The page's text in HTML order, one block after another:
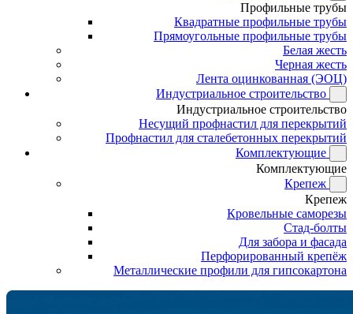
Профильные трубы
Квадратные профильные трубы
Прямоугольные профильные трубы
Белая жесть
Черная жесть
Лента оцинкованная (ЭОЦ)
Индустриальное строительство
Индустриальное строительство
Несущий профнастил для перекрытий
Профнастил для сталебетонных перекрытий
Комплектующие
Комплектующие
Крепеж
Крепеж
Кровельные саморезы
Стад-болты
Для забора и фасада
Перфорированный крепёж
Металлические профили для гипсокартона